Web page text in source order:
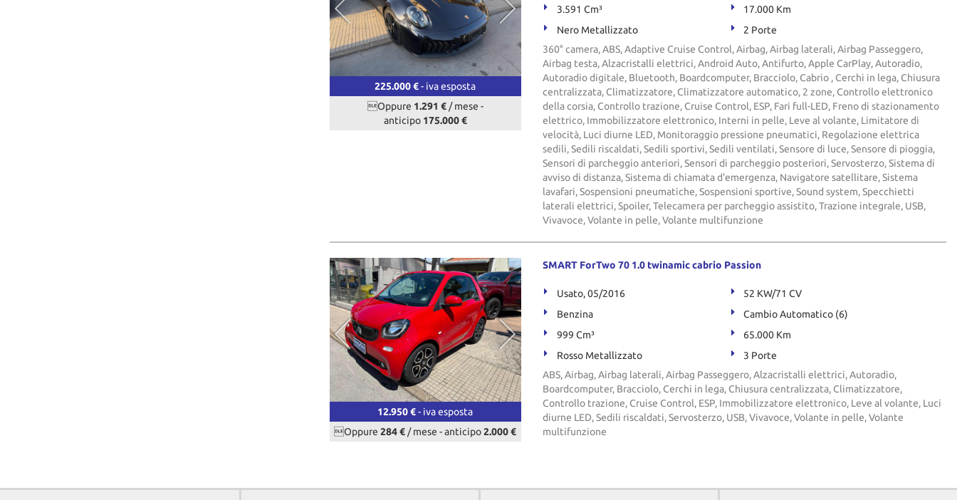
225.000 €- iva esposta
Oppure 1.291 €/ mese -
anticipo 175.000 €
3.591 Cm³
17.000 Km
Nero Metallizzato
2 Porte
360° camera, ABS, Adaptive Cruise Control, Airbag, Airbag laterali, Airbag Passeggero,
Airbag testa, Alzacristalli elettrici, Android Auto, Antifurto, Apple CarPlay, Autoradio,
Autoradio digitale, Bluetooth, Boardcomputer, Bracciolo, Cabrio , Cerchi in lega, Chiusura
centralizzata, Climatizzatore, Climatizzatore automatico, 2 zone, Controllo elettronico
della corsia, Controllo trazione, Cruise Control, ESP, Fari full-LED, Freno di stazionamento
elettrico, Immobilizzatore elettronico, Interni in pelle, Leve al volante, Limitatore di
velocità, Luci diurne LED, Monitoraggio pressione pneumatici, Regolazione elettrica
sedili, Sedili riscaldati, Sedili sportivi, Sedili ventilati, Sensore di luce, Sensore di pioggia,
Sensori di parcheggio anteriori, Sensori di parcheggio posteriori, Servosterzo, Sistema di
avviso di distanza, Sistema di chiamata d'emergenza, Navigatore satellitare, Sistema
lavafari, Sospensioni pneumatiche, Sospensioni sportive, Sound system, Specchietti
laterali elettrici, Spoiler, Telecamera per parcheggio assistito, Trazione integrale, USB,
Vivavoce, Volante in pelle, Volante multifunzione
12.950 €- iva esposta
Oppure284 € / mese -anticipo2.000 €
SMART ForTwo 70 1.0 twinamic cabrio Passion
Usato, 05/2016
52 KW/71 CV
Benzina
Cambio Automatico (6)
999 Cm³
65.000 Km
Rosso Metallizzato
3 Porte
ABS, Airbag, Airbag laterali, Airbag Passeggero, Alzacristalli elettrici, Autoradio,
Boardcomputer, Bracciolo, Cerchi in lega, Chiusura centralizzata, Climatizzatore,
Controllo trazione, Cruise Control, ESP, Immobilizzatore elettronico, Leve al volante, Luci
diurne LED, Sedili riscaldati, Servosterzo, USB, Vivavoce, Volante in pelle, Volante
multifunzione